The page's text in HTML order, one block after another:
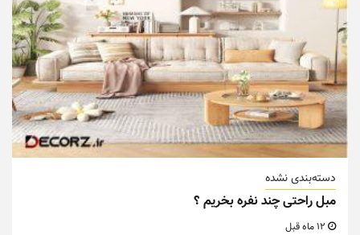
دسته‌بندی نشده
مبل راحتی چند نفره بخریم ؟